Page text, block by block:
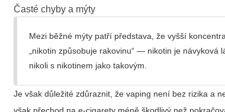
Časté chyby a mýty
Mezi běžné mýty patří představa, že vyšší
„nikotin způsobuje rakovinu“ — nikotin je
nikoli s nikotinem jako takovým.
Je však důležité zdůraznit, že vaping není bez rizika a